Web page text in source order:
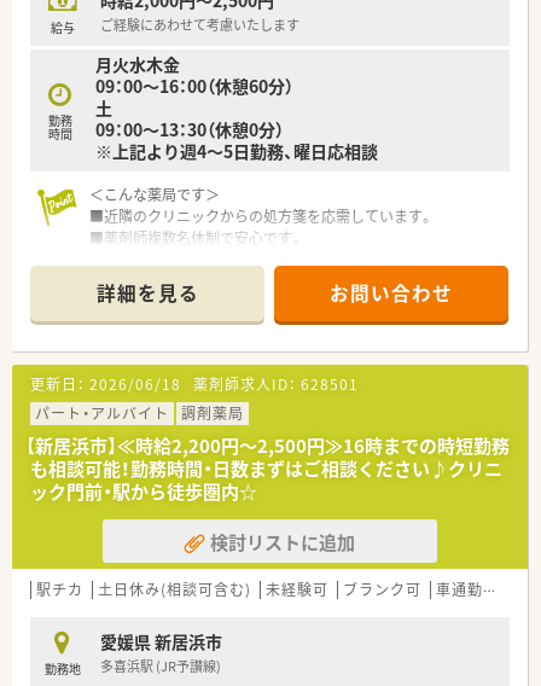
給与 ご経験にあわせて考慮いたします
勤務
時間
月火水木金
09：00～16：00（休憩60分）
土
09：00～13：30（休憩0分）
※上記より週4～5日勤務、曜日応相談
＜こんな薬局です＞
■近隣のクリニックからの処方箋を応需しています。
■薬剤師複数名体制で安心です。
＜業務内容＞
■調剤・監査・投薬・薬歴管理等、薬剤師業務全般
■応需科目：内科・整形外科・小児科
■処方箋枚数：90枚/日
＜法人概要＞
■医療（薬局経営）と福祉事業の2つの柱で成り立っている会社で
す。
高齢者社会に求められる介護用品の販売、リース、グループの
建設会社と連携した介護用住宅の建設、リフォーム、医薬品だけ
ではなく、各方面から患者様をサポートする体制が整っていま
す。
■女性にも働きやすい環境（産育休取得率ほぼ100％）と1人あた
りの処方箋枚数が少なめに設定されていることから無理せず働
き続けることができる環境のため定着率が良く、平均年齢は40
■有給休暇平均消化日数10日（入社後3カ月経過後2日、半年経過
後10日付与）と休暇においてもライフワークバランスのとりやす
い環境づくりを行っています。
詳細を見る お問い合わせ
更新日： 2026/06/18 薬剤師求人ID： 628501
パート・アルバイト
調剤薬局
【新居浜市】≪時給2,200円～2,500円≫16時までの時短勤務
も相談可能！勤務時間・日数まずはご相談ください♪クリニ
ック門前・駅から徒歩圏内☆
検討リストに追加
駅チカ 土日休み(相談可含む) 未経験可 ブランク可 車通勤可
勤務地
愛媛県 新居浜市
多喜浜駅 (JR予讃線)